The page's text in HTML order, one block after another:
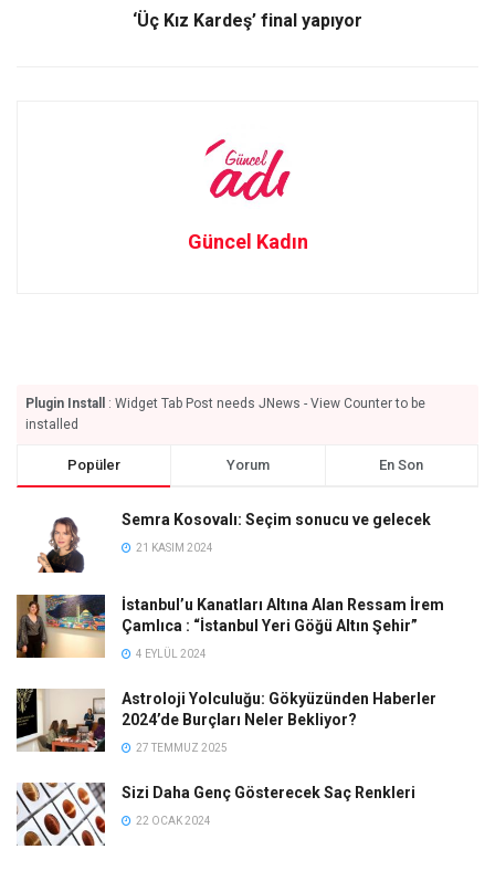
‘Üç Kız Kardeş’ final yapıyor
Güncel Kadın
Plugin Install
: Widget Tab Post needs JNews - View Counter to be
installed
Popüler Yorum En Son
Semra Kosovalı: Seçim sonucu ve gelecek
21 KASIM 2024
İstanbul’u Kanatları Altına Alan Ressam İrem
Çamlıca : “İstanbul Yeri Göğü Altın Şehir”
4 EYLÜL 2024
Astroloji Yolculuğu: Gökyüzünden Haberler
2024’de Burçları Neler Bekliyor?
27 TEMMUZ 2025
Sizi Daha Genç Gösterecek Saç Renkleri
22 OCAK 2024